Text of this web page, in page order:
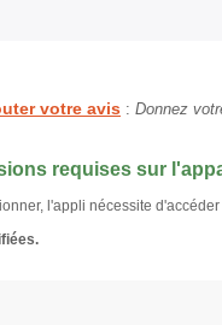
votre avis : Donnez
requises sur
l'appli nécessite